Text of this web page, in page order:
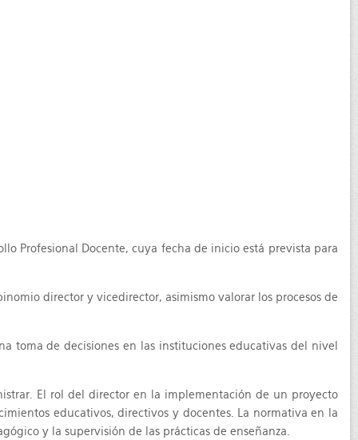
Profesional Docente, cuya fecha de inicio está prevista para
director y vicedirector, asimismo valorar los procesos de
toma de decisiones en las instituciones educativas del nivel
El rol del director en la implementación de un proyecto
educativos, directivos y docentes. La normativa en la
y la supervisión de las prácticas de enseñanza.